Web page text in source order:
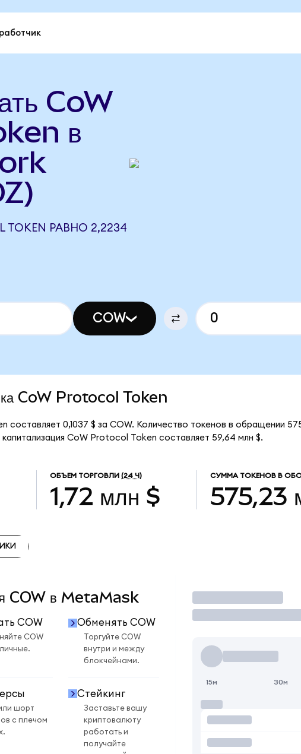
CoW
в
TOKEN РАВНО 2,2234
COW
CoW Protocol Token
составляет 0,1037 $ за COW. Количество токенов в обращении
CoW Protocol Token составляет 59,64 млн $.
ОБЪЕМ ТОРГОВЛИ (24 Ч)
1,72 млн $
СУММА ТОКЕНОВ В
575,23
COW в MetaMask
COW
COW
Обменять COW
Торгуйте COW
внутри и между
блокчейнами.
шорт
с плечом
Стейкинг
Заставьте вашу
криптовалюту
работать и
получайте
Торговать
15м 30м